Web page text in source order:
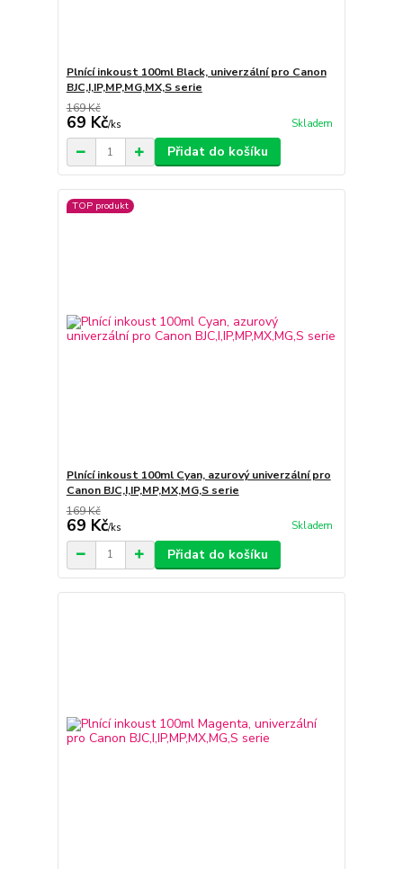
Plnící inkoust 100ml Black, univerzální pro Canon
BJC,I,IP,MP,MG,MX,S serie
169 Kč
69 Kč/ks Skladem
Přidat do košíku
TOP produkt
Plnící inkoust 100ml Cyan, azurový univerzální pro
Canon BJC,I,IP,MP,MX,MG,S serie
169 Kč
69 Kč/ks Skladem
Přidat do košíku